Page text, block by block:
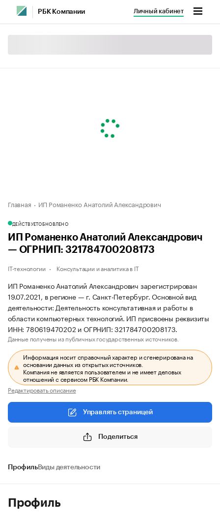
РБК Компании Личный кабинет
Главная ИП Романенко Анатолий Александрович
ДЕЙСТВУЕТОБНОВЛЕНО
ИП Романенко Анатолий Александрович
— ОГРНИП: 321784700208173
IT-технологии Консультации и аналитика в IT
ИП Романенко Анатолий Александрович зарегистрирован
19.07.2021, в регионе — г. Санкт-Петербург. Основной вид
деятельности: Деятельность консультативная и работы в
области компьютерных технологий. ИП присвоены реквизиты
ИНН: 780619470202 и ОГРНИП: 321784700208173.
Данные получены из публичных государственных источников.
Информация носит справочный характер и сгенерирована на
основании данных из открытых источников.
Компания не является пользователем и не имеет деловых
отношений с сервисом РБК Компании.
Редактировать описание
Управлять страницей
Поделиться
ПрофильВиды деятельности
Профиль